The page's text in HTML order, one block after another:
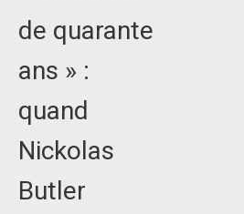
de quarante
ans » :
quand
Nickolas
Butler